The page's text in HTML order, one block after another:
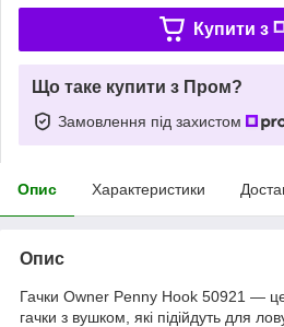
Купити з
Що таке купити з Пром?
Замовлення під захистом
Опис Характеристики
Опис
Гачки Owner Penny Hook 50921 — це
гачки з вушком, які підійдуть для